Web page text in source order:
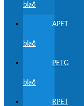
blað
APET
blað
PETG
blað
RPET